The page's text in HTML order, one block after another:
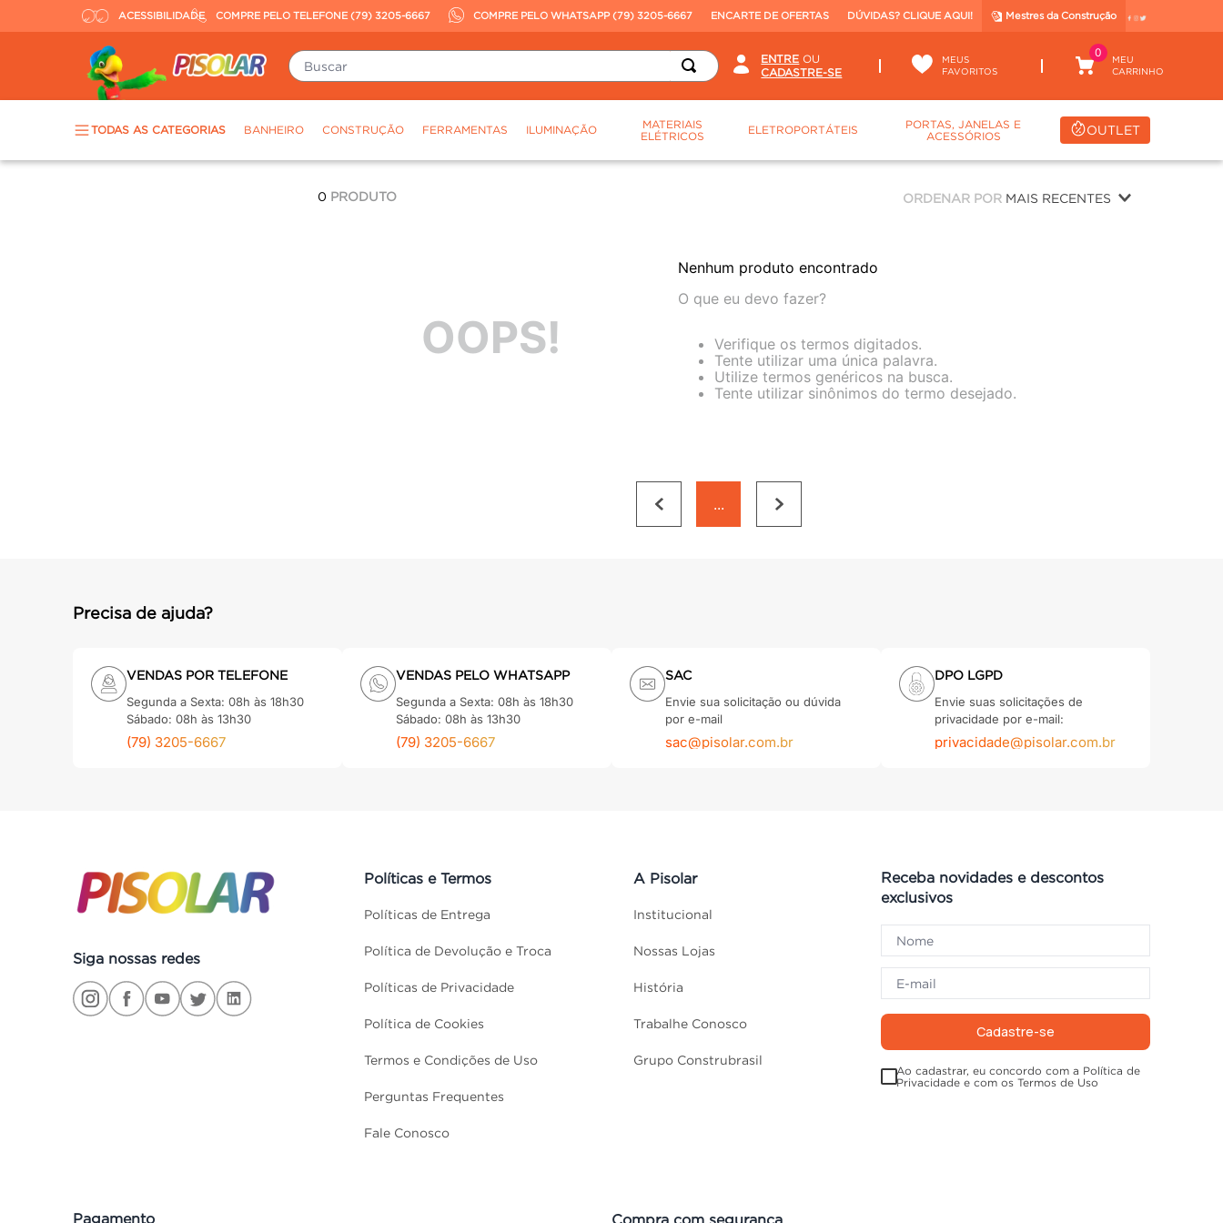
ACESSIBILIDADE COMPRE PELO TELEFONE (79) 3205-6667 COMPRE PELO WHATSAPP (79) 3205-6667 ENCARTE DE OFERTAS DÚVIDAS? CLIQUE AQUI! Mestres da Construção
Buscar OU
MEUS
FAVORITOS
0
TODAS AS CATEGORIAS BANHEIRO CONSTRUÇÃO FERRAMENTAS ILUMINAÇÃO
MATERIAIS
ELÉTRICOS
ELETROPORTÁTEIS
PORTAS, JANELAS E
ACESSÓRIOS
OUTLET
0 PRODUTO ORDENAR POR MAIS RECENTES
OOPS!
Nenhum produto encontrado
O que eu devo fazer?
Verifique os termos digitados.
Tente utilizar uma única palavra.
Utilize termos genéricos na busca.
Tente utilizar sinônimos do termo desejado.
...
Precisa de ajuda?
VENDAS POR TELEFONE
Segunda a Sexta: 08h às 18h30
Sábado: 08h às 13h30
(79) 3205-6667
VENDAS PELO WHATSAPP
Segunda a Sexta: 08h às 18h30
Sábado: 08h às 13h30
(79) 3205-6667
SAC
Envie sua solicitação ou dúvida
por e-mail
sac@pisolar.com.br
DPO LGPD
Envie suas solicitações de
privacidade por e-mail:
privacidade@pisolar.com.br
Siga nossas redes
Políticas e Termos
Políticas de Entrega
Política de Devolução e Troca
Políticas de Privacidade
Política de Cookies
Termos e Condições de Uso
Perguntas Frequentes
Fale Conosco
A Pisolar
Institucional
Nossas Lojas
História
Trabalhe Conosco
Grupo Construbrasil
Receba novidades e descontos
exclusivos
Cadastre-se
Ao cadastrar, eu concordo com a Política de
Privacidade e com os Termos de Uso
Pagamento Compra com segurança